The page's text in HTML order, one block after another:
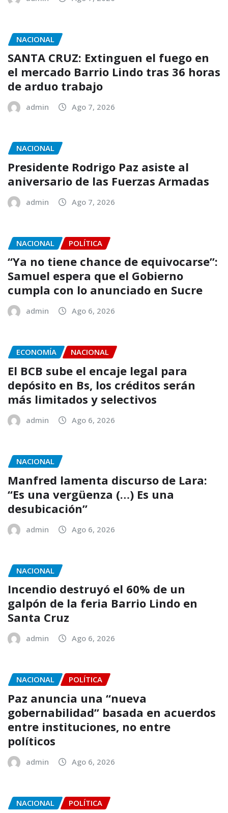
NACIONAL
SANTA CRUZ: Extinguen el fuego en
el mercado Barrio Lindo tras 36 horas
de arduo trabajo
admin Ago 7, 2026
NACIONAL
Presidente Rodrigo Paz asiste al
aniversario de las Fuerzas Armadas
admin Ago 7, 2026
NACIONAL POLÍTICA
“Ya no tiene chance de equivocarse”:
Samuel espera que el Gobierno
cumpla con lo anunciado en Sucre
admin Ago 6, 2026
ECONOMÍA NACIONAL
El BCB sube el encaje legal para
depósito en Bs, los créditos serán
más limitados y selectivos
admin Ago 6, 2026
NACIONAL
Manfred lamenta discurso de Lara:
“Es una vergüenza (…) Es una
desubicación”
admin Ago 6, 2026
NACIONAL
Incendio destruyó el 60% de un
galpón de la feria Barrio Lindo en
Santa Cruz
admin Ago 6, 2026
NACIONAL POLÍTICA
Paz anuncia una “nueva
gobernabilidad” basada en acuerdos
entre instituciones, no entre
políticos
admin Ago 6, 2026
NACIONAL POLÍTICA